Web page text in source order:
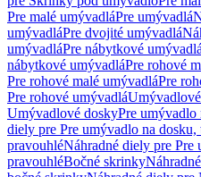
Pre malé umývadláPre umývadlá
umývadláPre dvojité umývadlá
umývadláPre nábytkové umývadlá
nábytkové umývadláPre rohové
Pre rohové malé umývadláPre
Pre rohové umývadlá
Umývadlové doskyPre umývadlo
diely pre Pre umývadlo na dosku,
pravouhléNáhradné diely pre Pre
pravouhléBočné skrinky